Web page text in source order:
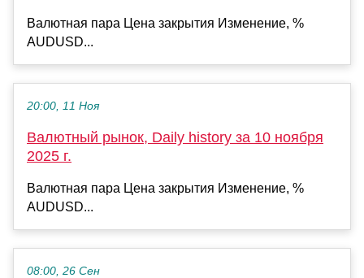
Валютная пара Цена закрытия Изменение, %
AUDUSD...
20:00, 11 Ноя
Валютный рынок, Daily history за 10 ноября
2025 г.
Валютная пара Цена закрытия Изменение, %
AUDUSD...
08:00, 26 Сен